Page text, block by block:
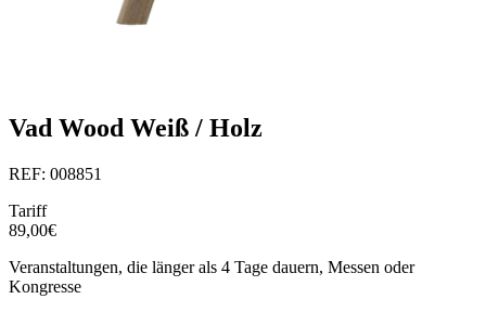
Vad Wood Weiß / Holz
REF: 008851
Tariff
89,00€
Veranstaltungen, die länger als 4 Tage dauern, Messen oder
Kongresse